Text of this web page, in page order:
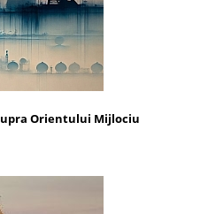
Orientului Mijlociu